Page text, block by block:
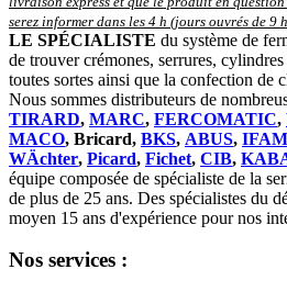
serez informer dans les 4 h (jours ouvrés de 9
LE SPÉCIALISTE du système de
de trouver crémones, serrures,
toutes sortes ainsi que la confection de
Nous sommes distributeurs de
TIRARD, MARC, FERCOMATIC,
MACO, Bricard, BKS, ABUS, IFAM
WÄchter, Picard, Fichet, CIB,
équipe composée de spécialiste de la
de plus de 25 ans. Des spécialistes du
moyen 15 ans d'expérience pour nos
Nos services :